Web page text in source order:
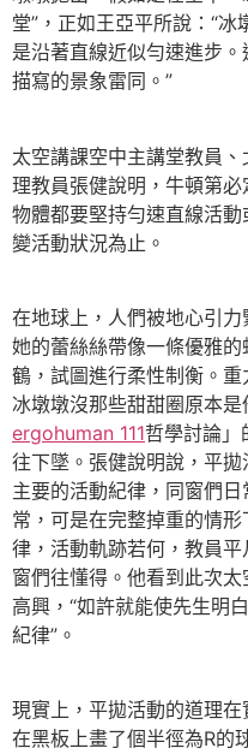
堂”，正如王亞平所說：“
是沿著直線近似勻速進步。
描寫的景象雷同。”
太空講課空中主講堂教員
理教員張健說明，牛頓第
物體都要堅持勻速直線活
變活動狀況為止。
在地球上，人們被地心引
她的蕾絲絲帶像一條優雅
鶴，試圖進行柔性制衡。重
冰墩墩沒那些甜甜圈原本
ergohuman 111哲學討論」
往下墜。張健說明說，平
主要的活動紀律，同窗們
常，可是在完整掉重的情
律，活動軌跡若何，教員
窗們往懂得。他看到此次
高興，“如許就能使先生明
紀律”。
現實上，平拋活動的道理
在黑板上畫了個半徑為R的